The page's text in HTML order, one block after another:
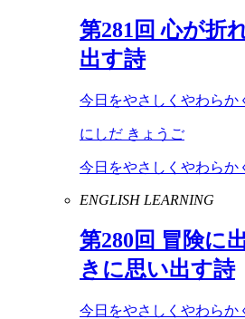
第281 回 心が折
出す詩
今日をやさしくやわらか
にしだ きょうご
今日をやさしくやわら
ENGLISH LEARNING
第280回 冒険に
きに思い出す詩
今日をやさしくやわらか